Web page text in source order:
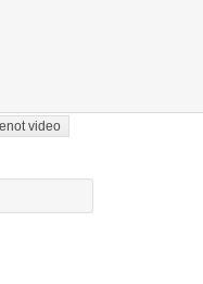
video